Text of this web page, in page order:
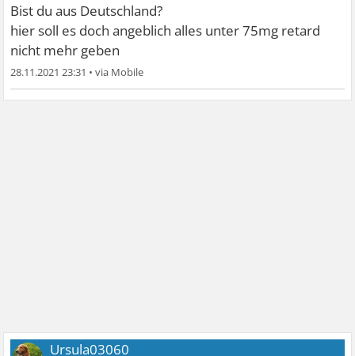
Bist du aus Deutschland?
hier soll es doch angeblich alles unter 75mg retard
nicht mehr geben
28.11.2021 23:31 •
Ursula03060